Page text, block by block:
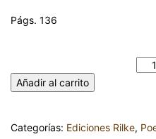
Págs. 136
Añadir al carrito
Categorías: Ediciones Rilke,